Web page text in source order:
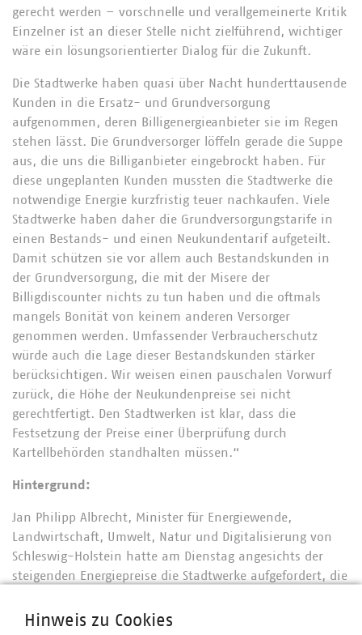
gerecht werden – vorschnelle und verallgemeinerte Kritik
Einzelner ist an dieser Stelle nicht zielführend, wichtiger
wäre ein lösungsorientierter Dialog für die Zukunft.
Die Stadtwerke haben quasi über Nacht hunderttausende
Kunden in die Ersatz- und Grundversorgung
aufgenommen, deren Billigenergieanbieter sie im Regen
stehen lässt. Die Grundversorger löffeln gerade die Suppe
aus, die uns die Billiganbieter eingebrockt haben. Für
diese ungeplanten Kunden mussten die Stadtwerke die
notwendige Energie kurzfristig teuer nachkaufen. Viele
Stadtwerke haben daher die Grundversorgungstarife in
einen Bestands- und einen Neukundentarif aufgeteilt.
Damit schützen sie vor allem auch Bestandskunden in
der Grundversorgung, die mit der Misere der
Billigdiscounter nichts zu tun haben und die oftmals
mangels Bonität von keinem anderen Versorger
genommen werden. Umfassender Verbraucherschutz
würde auch die Lage dieser Bestandskunden stärker
berücksichtigen. Wir weisen einen pauschalen Vorwurf
zurück, die Höhe der Neukundenpreise sei nicht
gerechtfertigt. Den Stadtwerken ist klar, dass die
Festsetzung der Preise einer Überprüfung durch
Kartellbehörden standhalten müssen.“
Hintergrund:
Jan Philipp Albrecht, Minister für Energiewende,
Landwirtschaft, Umwelt, Natur und Digitalisierung von
Schleswig-Holstein hatte am Dienstag angesichts der
steigenden Energiepreise die Stadtwerke aufgefordert, die
Hinweis zu Cookies